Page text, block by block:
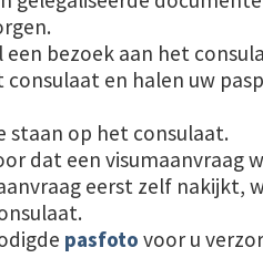
bezoek aan het
consulaat en halen uw
staan op het consulaat.
dat een visumaanvraag
eerst zelf nakijkt,
pasfoto voor u